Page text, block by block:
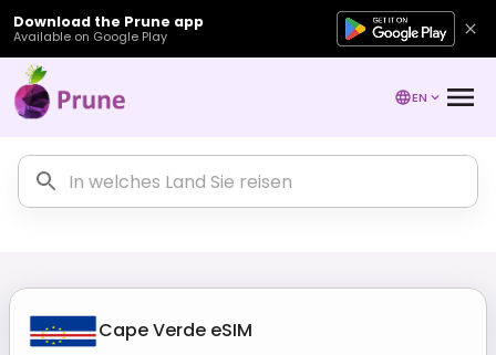
Download the Prune app
Available on Google Play
EN
Cape Verde eSIM